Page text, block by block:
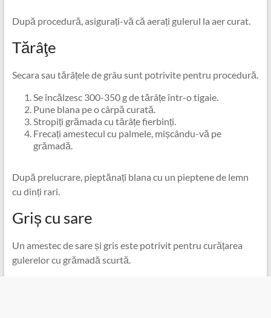
După procedură, asigurați-vă că aerați gulerul la aer curat.
Tărâţe
Secara sau tărâțele de grâu sunt potrivite pentru procedură.
Se încălzesc 300-350 g de tărâțe într-o tigaie.
Pune blana pe o cârpă curată.
Stropiți grămada cu tărâțe fierbinți.
Frecați amestecul cu palmele, mișcându-vă pe
grămadă.
După prelucrare, pieptănați blana cu un pieptene de lemn
cu dinți rari.
Griș cu sare
Un amestec de sare și gris este potrivit pentru curățarea
gulerelor cu grămadă scurtă.